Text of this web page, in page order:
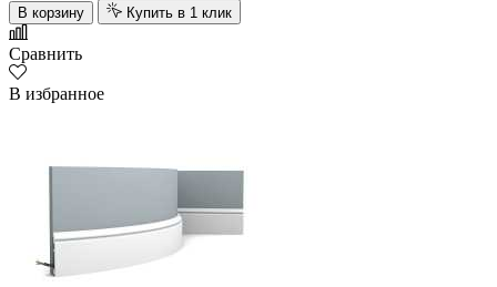
В корзину Купить в 1 клик
Сравнить
В избранное